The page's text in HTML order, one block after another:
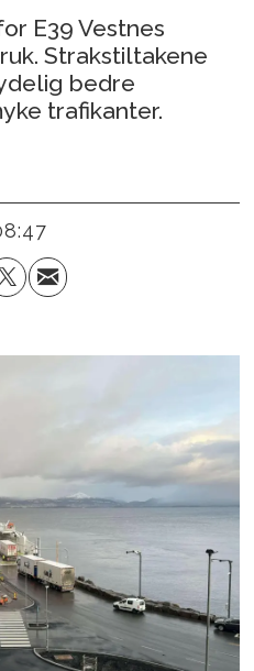
E39 Vestnes
Strakstiltakene
bedre
trafikanter.